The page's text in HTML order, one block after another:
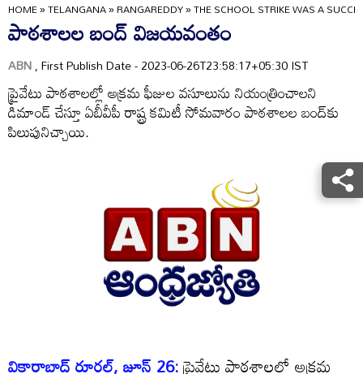
HOME»TELANGANA»RANGAREDDY»THE SCHOOL STRIKE WAS A
పాఠశాలల బంద్‌ విజయవంతం
ABN, First Publish Date - 2023-06-26T23:58:17+05:30 IST
ప్రైవేటు పాఠశాలల్లో అక్రమ ఫీజుల వసూలును నియంత్రించాలని
డిమాండ్‌ చేస్తూ ఏబీవీపీ రాష్ట్ర కమిటీ సోమవారం పాఠశాలల బంద్‌కు
పిలుపునిచ్చాయి.
వికారాబాద్‌ రూరల్‌, జూన్‌ 26:ప్రైవేటు పాఠశాలల్లో అక్రమ